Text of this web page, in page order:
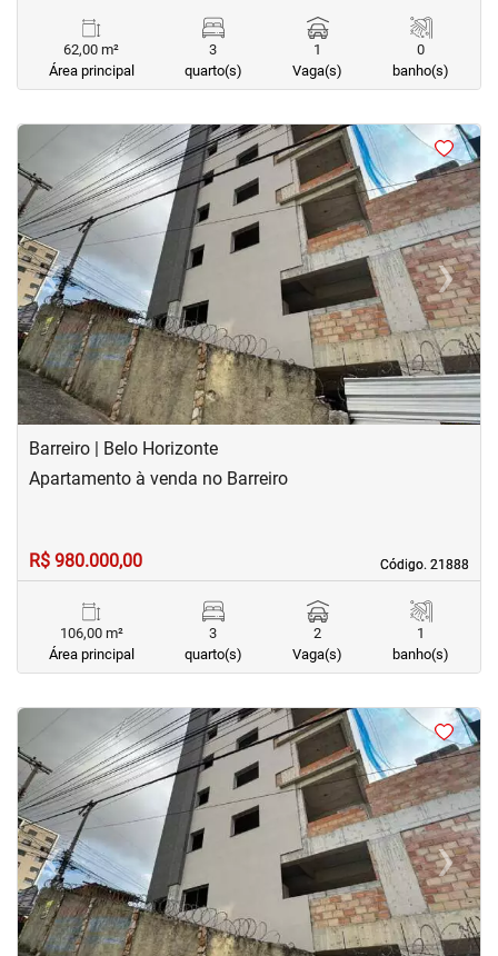
62,00 m²
Área principal
3
quarto(s)
1
Vaga(s)
0
banho(s)
<
‹Previous ›Next
Barreiro | Belo Horizonte
Código. 21888
Código. 21888
Apartamento à venda no Barreiro
R$ 980.000,00
106,00 m²
Área principal
3
quarto(s)
2
Vaga(s)
1
banho(s)
<
‹Previous ›Next